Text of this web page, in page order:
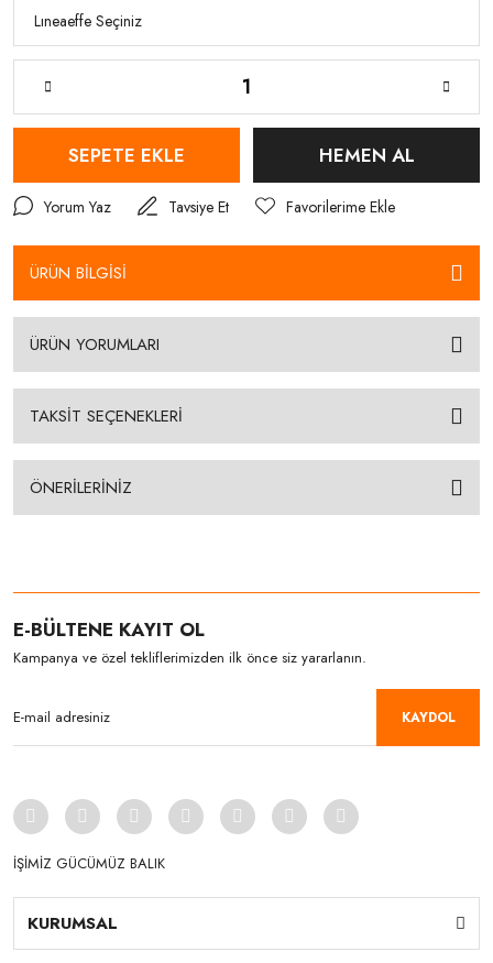
SEPETE EKLE HEMEN AL
Yorum Yaz Tavsiye Et
ÜRÜN BİLGİSİ
ÜRÜN YORUMLARI
TAKSİT SEÇENEKLERİ
ÖNERİLERİNİZ
E-BÜLTENE KAYIT OL
Kampanya ve özel tekliflerimizden ilk önce siz yararlanın.
KAYDOL
İŞİMİZ GÜCÜMÜZ BALIK
KURUMSAL